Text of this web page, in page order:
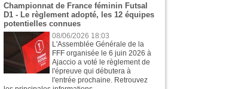
Championnat de France féminin Futsal
D1 - Le règlement adopté, les 12 équipes
potentielles connues
08/06/2026 18:03
L'Assemblée Générale de la
FFF organisée le 6 juin 2026 à
Ajaccio a voté le règlement de
l'épreuve qui débutera à
l'entrée prochaine. Retrouvez